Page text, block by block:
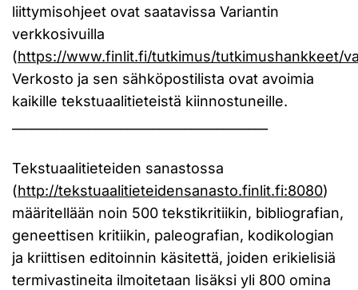
liittymisohjeet ovat saatavissa Variantin
verkkosivuilla
(https://www.finlit.fi/tutkimus/tutkimushankkeet/
Verkosto ja sen sähköpostilista ovat avoimia
kaikille tekstuaalitieteistä kiinnostuneille.
Tekstuaalitieteiden sanastossa
(http://tekstuaalitieteidensanasto.finlit.fi:8080)
määritellään noin 500 tekstikritiikin, bibliografian,
geneettisen kritiikin, paleografian, kodikologian
ja kriittisen editoinnin käsitettä, joiden erikielisiä
termivastineita ilmoitetaan lisäksi yli 800 omina